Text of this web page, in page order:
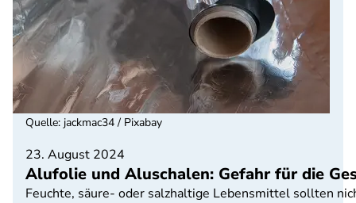
23. August 2024
Alufolie und Aluschalen: Gefahr für die
Feuchte, säure- oder salzhaltige Lebensmittel sollten
Quelle: jackmac34 / Pixabay